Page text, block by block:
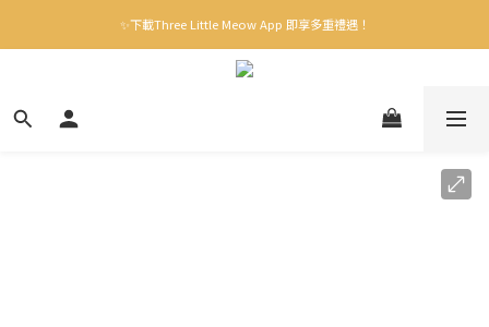
✨下載Three Little Meow App 即享多重禮遇！
✨下載Three Little Meow App 即享多重禮遇！
門市自取，一件免運💢